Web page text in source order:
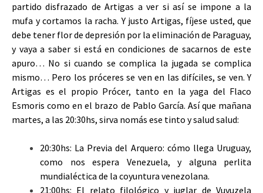
partido disfrazado de Artigas a ver si así se impone a la
mufa y cortamos la racha. Y justo Artigas, fíjese usted, que
debe tener flor de depresión por la eliminación de Paraguay,
y vaya a saber si está en condiciones de sacarnos de este
apuro… No si cuando se complica la jugada se complica
mismo… Pero los próceres se ven en las difíciles, se ven. Y
Artigas es el propio Prócer, tanto en la yaga del Flaco
Esmoris como en el brazo de Pablo García. Así que mañana
martes, a las 20:30hs, sirva nomás ese tinto y salud salud:
20:30hs: La Previa del Arquero: cómo llega Uruguay,
como nos espera Venezuela, y alguna perlita
mundialéctica de la coyuntura venezolana.
21:00hs: El relato filológico y juglar de Vuvuzela